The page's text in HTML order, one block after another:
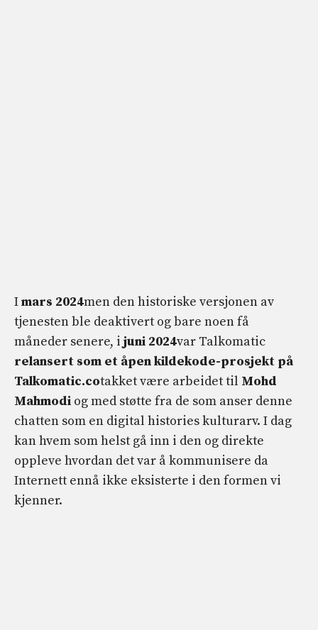
Imars 2024men den historiske versjonen av
tjenesten ble deaktivert og bare noen få
måneder senere, i juni 2024var Talkomatic
relansert som et åpen kildekode-prosjekt på
Talkomatic.cotakket være arbeidet til Mohd
Mahmodi og med støtte fra de som anser denne
chatten som en digital histories kulturarv. I dag
kan hvem som helst gå inn i den og direkte
oppleve hvordan det var å kommunisere da
Internett ennå ikke eksisterte i den formen vi
kjenner.